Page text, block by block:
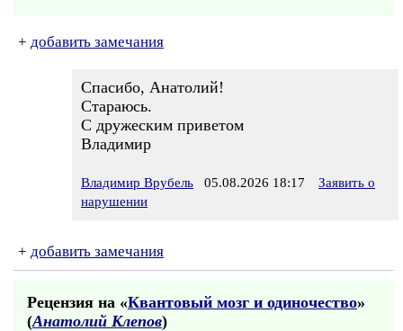
+ добавить замечания
Спасибо, Анатолий!
Стараюсь.
С дружеским приветом
Владимир
Владимир Врубель 05.08.2026 18:17
Заявить о
нарушении
+ добавить замечания
Рецензия на «Квантовый мозг и одиночество»
(Анатолий Клепов)